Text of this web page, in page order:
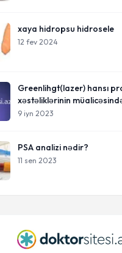
xaya hidropsu hidrosele
12 fev 2024
Greenlihgt(lazer) hansı
xəstəliklərinin
olunur?
9 iyn 2023
PSA analizi nədir?
11 sen 2023